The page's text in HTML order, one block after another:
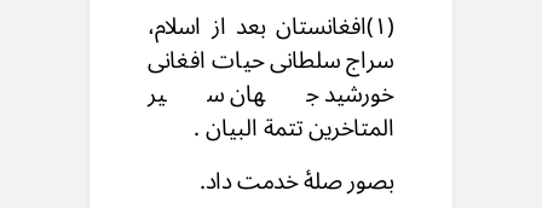
(۱)افغانستان بعد از اسلام،
سراج سلطانی حیات افغانی
خورشید جهان سیر
المتاخرین تتمة البیان .
بصور صلۀ خدمت داد.